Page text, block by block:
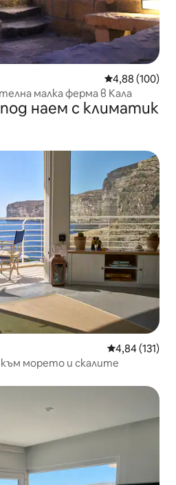
Средна
4,88 (100)
малка ферма в Кала
наем с климатик
Средна
4,84 (131)
морето и скалите